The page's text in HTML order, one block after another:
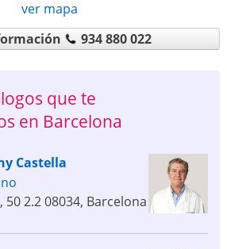
ver mapa
934 880 022
que te
en Barcelona
Castella
50 2.208034, Barcelona